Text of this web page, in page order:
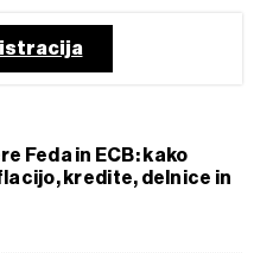
Feda in ECB: kako
kredite, delnice in